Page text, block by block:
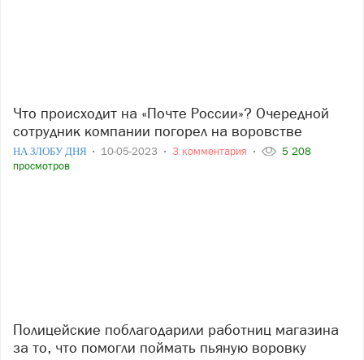
Что происходит на «Почте России»? Очередной
сотрудник компании погорел на воровстве
НА ЗЛОБУ ДНЯ 10-05-2023 3 комментария
5 208
просмотров
Полицейские поблагодарили работниц магазина
за то, что помогли поймать пьяную воровку